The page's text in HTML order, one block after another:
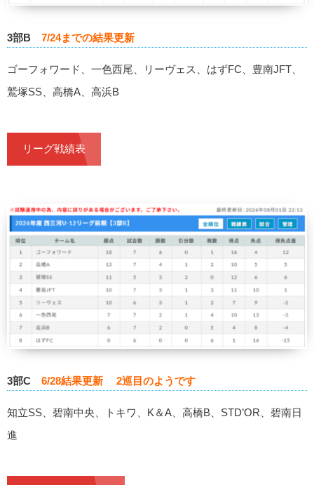
3部B 7/24までの結果更新
ゴーフォワード、一色西尾、リーヴェス、はずFC、豊南JFT、
鷲塚SS、高橋A、高浜B
リーグ戦績表
3部C 6/28結果更新 2巡目のようです
知立SS、碧南中央、トキワ、K＆A、高橋B、STD’OR、碧南日
進